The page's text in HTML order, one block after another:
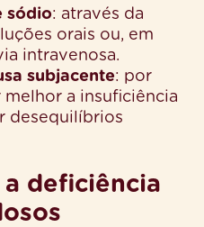
sódio: através da
orais ou, em
intravenosa.
subjacente: por
a insuficiência
desequilíbrios
deficiência